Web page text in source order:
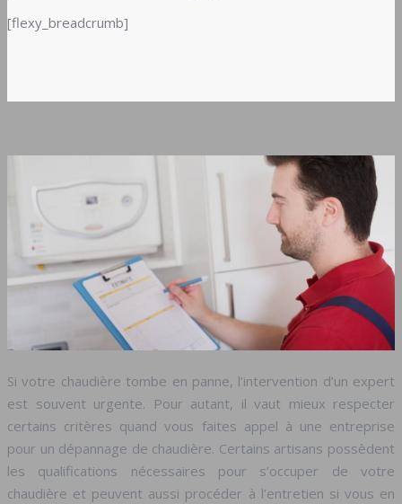
[flexy_breadcrumb]
Si votre chaudière tombe en panne, l’intervention d’un expert
est souvent urgente. Pour autant, il vaut mieux respecter
certains critères quand vous faites appel à une entreprise
pour un dépannage de chaudière. Certains artisans possèdent
les qualifications nécessaires pour s’occuper de votre
chaudière et peuvent aussi procéder à l’entretien si vous en